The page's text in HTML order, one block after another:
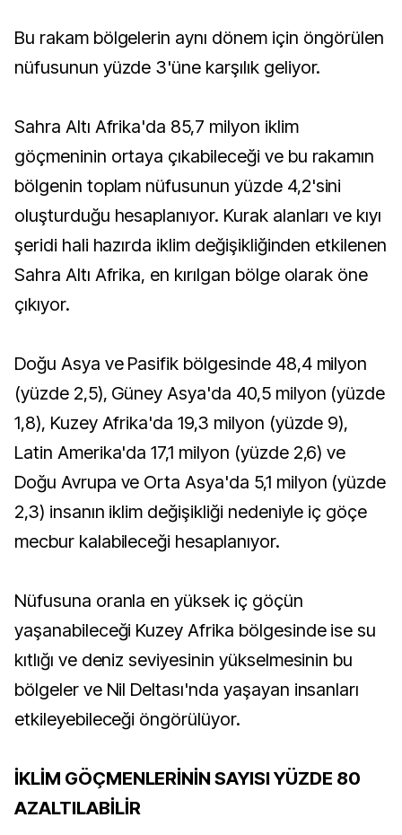
Bu rakam bölgelerin aynı dönem için öngörülen
nüfusunun yüzde 3'üne karşılık geliyor.
Sahra Altı Afrika'da 85,7 milyon iklim
göçmeninin ortaya çıkabileceği ve bu rakamın
bölgenin toplam nüfusunun yüzde 4,2'sini
oluşturduğu hesaplanıyor. Kurak alanları ve kıyı
şeridi hali hazırda iklim değişikliğinden etkilenen
Sahra Altı Afrika, en kırılgan bölge olarak öne
çıkıyor.
Doğu Asya ve Pasifik bölgesinde 48,4 milyon
(yüzde 2,5), Güney Asya'da 40,5 milyon (yüzde
1,8), Kuzey Afrika'da 19,3 milyon (yüzde 9),
Latin Amerika'da 17,1 milyon (yüzde 2,6) ve
Doğu Avrupa ve Orta Asya'da 5,1 milyon (yüzde
2,3) insanın iklim değişikliği nedeniyle iç göçe
mecbur kalabileceği hesaplanıyor.
Nüfusuna oranla en yüksek iç göçün
yaşanabileceği Kuzey Afrika bölgesinde ise su
kıtlığı ve deniz seviyesinin yükselmesinin bu
bölgeler ve Nil Deltası'nda yaşayan insanları
etkileyebileceği öngörülüyor.
İKLİM GÖÇMENLERİNİN SAYISI YÜZDE 80
AZALTILABİLİR